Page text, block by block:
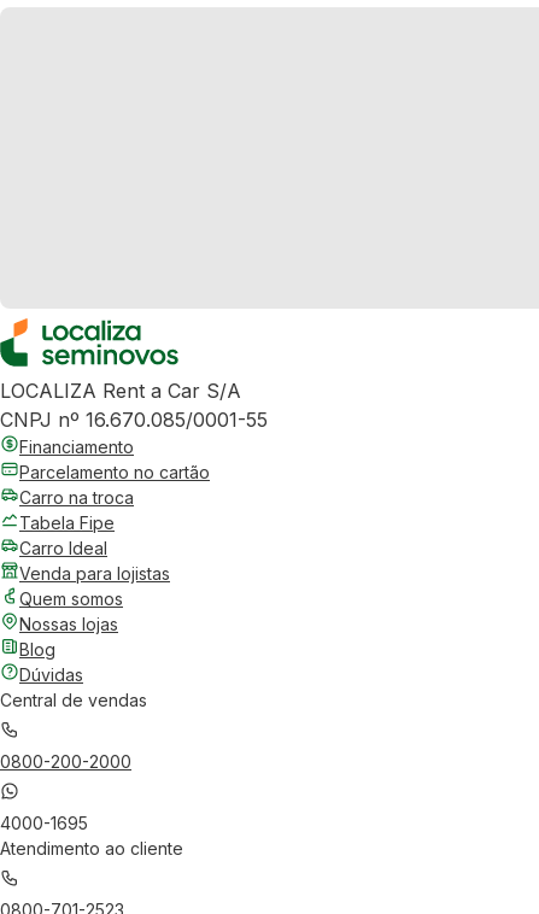
LOCALIZA Rent a Car S/A
CNPJ nº 16.670.085/0001-55
Financiamento
Parcelamento no cartão
Carro na troca
Tabela Fipe
Carro Ideal
Venda para lojistas
Quem somos
Nossas lojas
Blog
Dúvidas
Central de vendas
0800-200-2000
4000-1695
Atendimento ao cliente
0800-701-2523